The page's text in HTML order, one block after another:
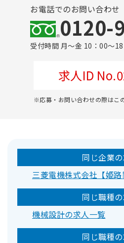
お電話でのお問い合わせ
0120-
受付時間 月～金 10：00～
求人ID
※応募・お問い合わせの際はこ
同じ企業
三菱電機株式会社【姫
同じ職種
機械設計の求人一覧
同じ職種